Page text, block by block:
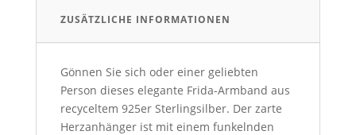
ZUSÄTZLICHE INFORMATIONEN
Gönnen Sie sich oder einer geliebten
Person dieses elegante Frida-Armband aus
recyceltem 925er Sterlingsilber. Der zarte
Herzanhänger ist mit einem funkelnden